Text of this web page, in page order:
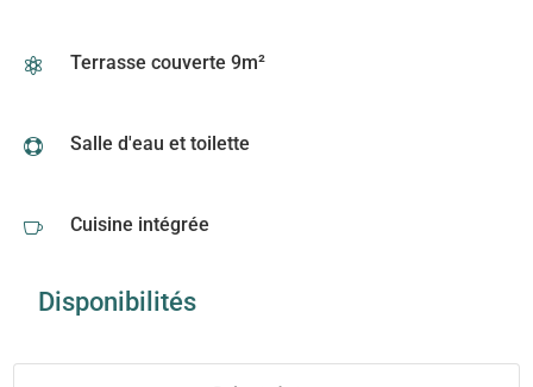
 Terrasse couverte 9m²
 Salle d'eau et toilette
 Cuisine intégrée
Disponibilités